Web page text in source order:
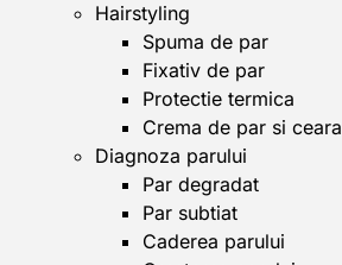
Hairstyling
Spuma de par
Fixativ de par
Protectie termica
Crema de par si ceara
Diagnoza parului
Par degradat
Par subtiat
Caderea parului